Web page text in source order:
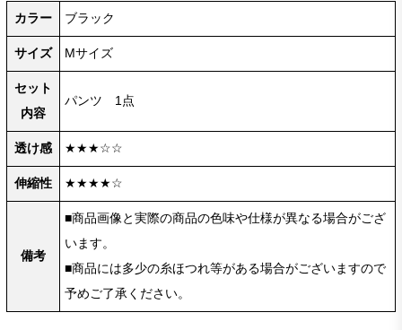
カラー ブラック
サイズ Mサイズ
セット
内容
パンツ 1点
透け感 ★★★☆☆
伸縮性 ★★★★☆
備考
■商品画像と実際の商品の色味や仕様が異なる場合がござ
います。
■商品には多少の糸ほつれ等がある場合がございますので
予めご了承ください。